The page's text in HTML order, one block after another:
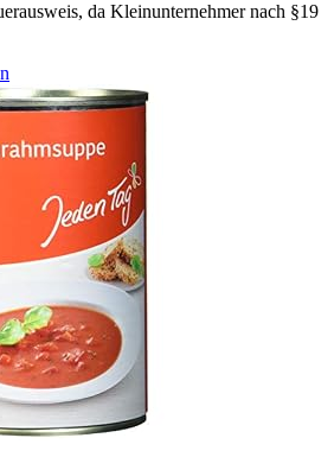
da Kleinunternehmer nach §19